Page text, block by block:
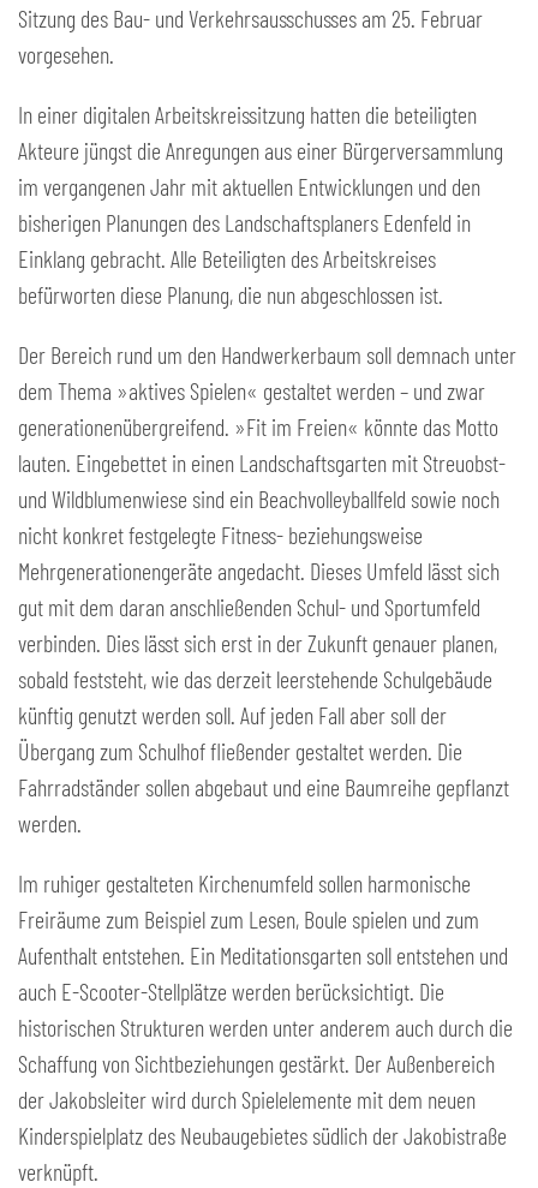
Sitzung des Bau- und Verkehrsausschusses am 25. Februar
vorgesehen.
In einer digitalen Arbeitskreissitzung hatten die beteiligten
Akteure jüngst die Anregungen aus einer Bürgerversammlung
im vergangenen Jahr mit aktuellen Entwicklungen und den
bisherigen Planungen des Landschaftsplaners Edenfeld in
Einklang gebracht. Alle Beteiligten des Arbeitskreises
befürworten diese Planung, die nun abgeschlossen ist.
Der Bereich rund um den Handwerkerbaum soll demnach unter
dem Thema »aktives Spielen« gestaltet werden – und zwar
generationenübergreifend. »Fit im Freien« könnte das Motto
lauten. Eingebettet in einen Landschaftsgarten mit Streuobst-
und Wildblumenwiese sind ein Beachvolleyballfeld sowie noch
nicht konkret festgelegte Fitness- beziehungsweise
Mehrgenerationengeräte angedacht. Dieses Umfeld lässt sich
gut mit dem daran anschließenden Schul- und Sportumfeld
verbinden. Dies lässt sich erst in der Zukunft genauer planen,
sobald feststeht, wie das derzeit leerstehende Schulgebäude
künftig genutzt werden soll. Auf jeden Fall aber soll der
Übergang zum Schulhof fließender gestaltet werden. Die
Fahrradständer sollen abgebaut und eine Baumreihe gepflanzt
werden.
Im ruhiger gestalteten Kirchenumfeld sollen harmonische
Freiräume zum Beispiel zum Lesen, Boule spielen und zum
Aufenthalt entstehen. Ein Meditationsgarten soll entstehen und
auch E-Scooter-Stellplätze werden berücksichtigt. Die
historischen Strukturen werden unter anderem auch durch die
Schaffung von Sichtbeziehungen gestärkt. Der Außenbereich
der Jakobsleiter wird durch Spielelemente mit dem neuen
Kinderspielplatz des Neubaugebietes südlich der Jakobistraße
verknüpft.